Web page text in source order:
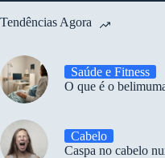
Tendências Agora
Saúde e Fitness
O que é o
Cabelo
Caspa no cabelo